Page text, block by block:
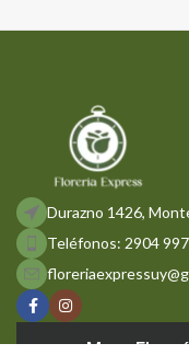
Durazno 1426,
Teléfonos: 2904